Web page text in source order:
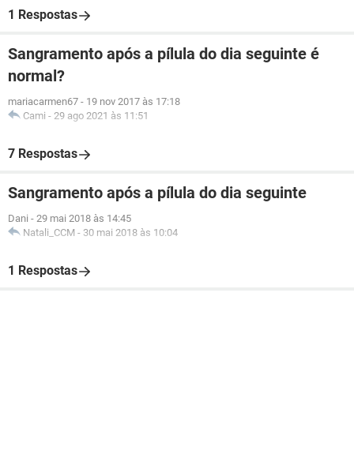
1 Respostas
Sangramento após a pílula do dia seguinte é
normal?
mariacarmen67 - 19 nov 2017 às 17:18
Cami - 29 ago 2021 às 11:51
7 Respostas
Sangramento após a pílula do dia seguinte
Dani - 29 mai 2018 às 14:45
Natali_CCM - 30 mai 2018 às 10:04
1 Respostas